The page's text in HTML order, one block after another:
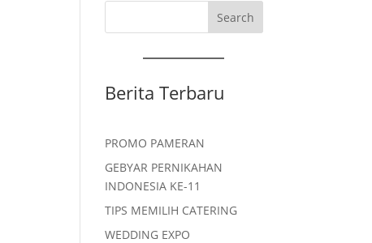
Search
Berita Terbaru
PROMO PAMERAN
GEBYAR PERNIKAHAN
INDONESIA KE-11
TIPS MEMILIH CATERING
WEDDING EXPO